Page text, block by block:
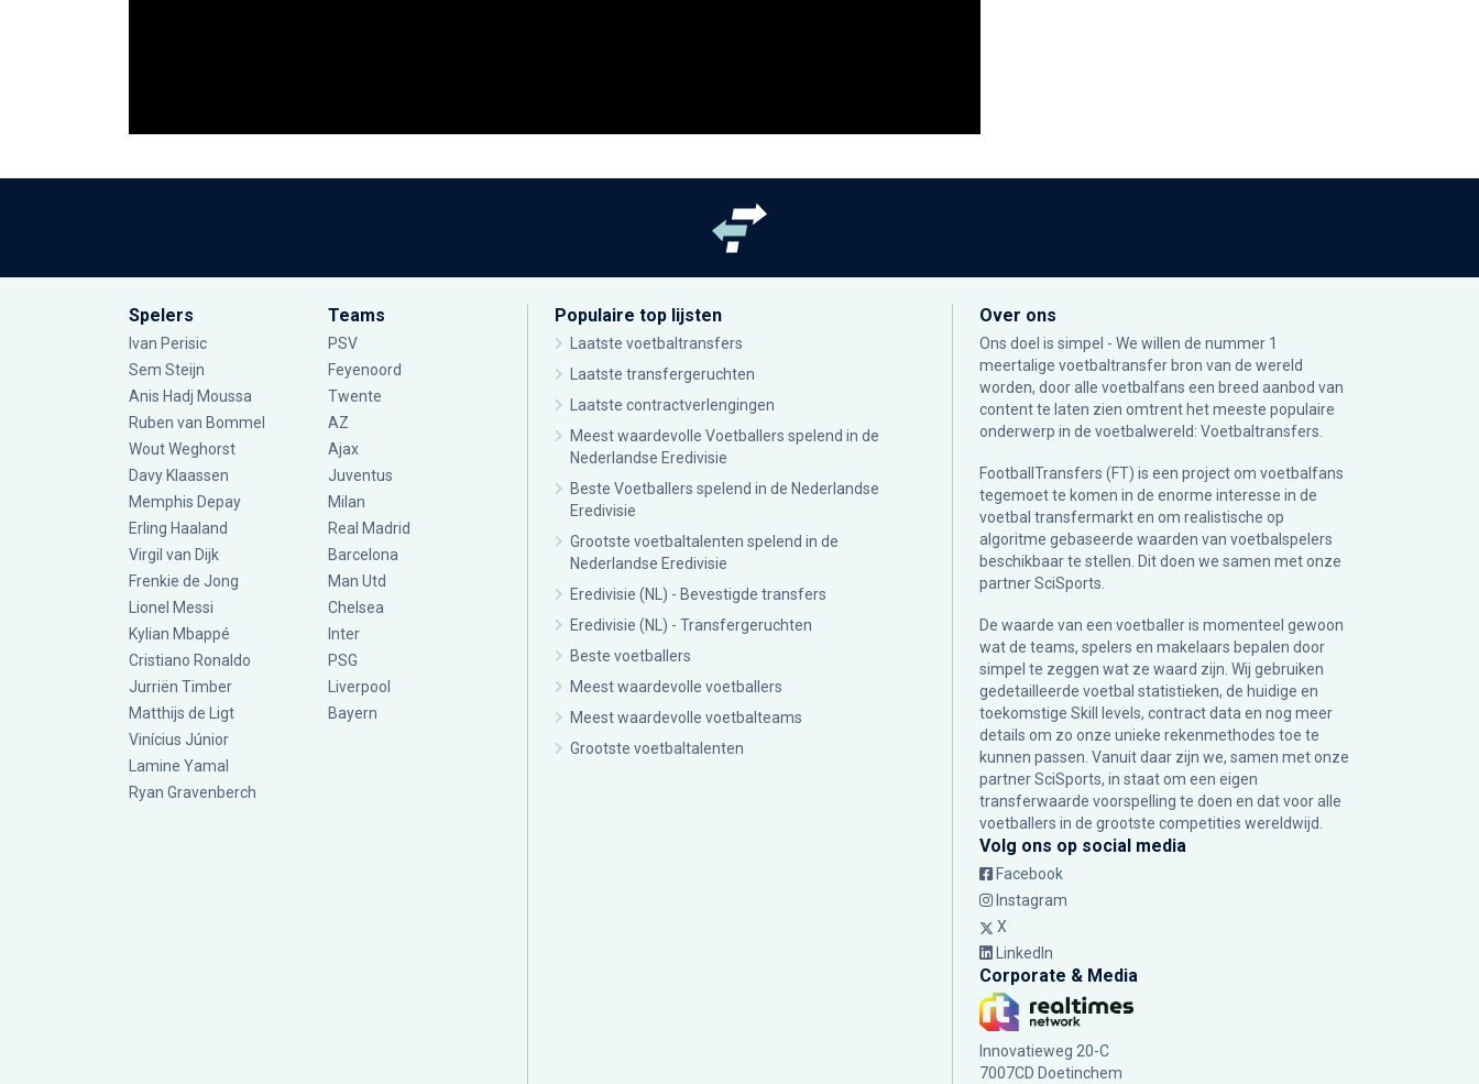
Spelers
Ivan Perisic
Sem Steijn
Anis Hadj Moussa
Ruben van Bommel
Wout Weghorst
Davy Klaassen
Memphis Depay
Erling Haaland
Virgil van Dijk
Frenkie de Jong
Lionel Messi
Kylian Mbappé
Cristiano Ronaldo
Jurriën Timber
Matthijs de Ligt
Vinícius Júnior
Lamine Yamal
Ryan Gravenberch
Teams
PSV
Feyenoord
Twente
AZ
Ajax
Juventus
Milan
Real Madrid
Barcelona
Man Utd
Chelsea
Inter
PSG
Liverpool
Bayern
Populaire top lijsten
Laatste voetbaltransfers
Laatste transfergeruchten
Laatste contractverlengingen
Meest waardevolle Voetballers spelend in de
Nederlandse Eredivisie
Beste Voetballers spelend in de Nederlandse
Eredivisie
Grootste voetbaltalenten spelend in de
Nederlandse Eredivisie
Eredivisie (NL) - Bevestigde transfers
Eredivisie (NL) - Transfergeruchten
Beste voetballers
Meest waardevolle voetballers
Meest waardevolle voetbalteams
Grootste voetbaltalenten
Over ons
Ons doel is simpel - We willen de nummer 1
meertalige voetbaltransfer bron van de wereld
worden, door alle voetbalfans een breed aanbod van
content te laten zien omtrent het meeste populaire
onderwerp in de voetbalwereld: Voetbaltransfers.
FootballTransfers (FT) is een project om voetbalfans
tegemoet te komen in de enorme interesse in de
voetbal transfermarkt en om realistische op
algoritme gebaseerde waarden van voetbalspelers
beschikbaar te stellen. Dit doen we samen met onze
partnerSciSports
De waarde van een voetballer is momenteel gewoon
wat de teams, spelers en makelaars bepalen door
simpel te zeggen wat ze waard zijn. Wij gebruiken
gedetailleerde voetbal statistieken, de huidige en
toekomstige Skill levels, contract data en nog meer
details om zo onze unieke rekenmethodes toe te
kunnen passen. Vanuit daar zijn we, samen met onze
partner SciSports, in staat om een eigen
transferwaarde voorspelling te doen en dat voor alle
voetballers in de grootste competities wereldwijd.
Volg ons op social media
Facebook
Instagram
X
LinkedIn
Corporate & Media
Innovatieweg 20-C
7007CD Doetinchem